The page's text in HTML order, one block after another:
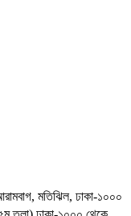
মতিঝিল, ঢাকা-১০০০